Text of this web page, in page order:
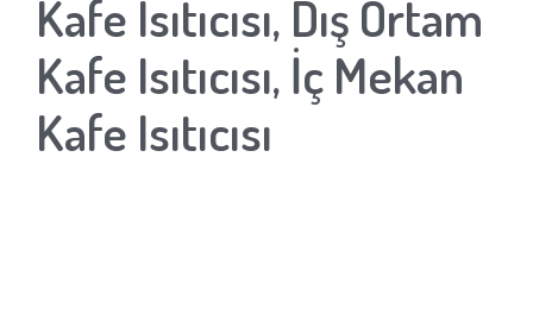
Kafe Isıtıcısı, Dış Ortam
Kafe Isıtıcısı, İç Mekan
Kafe Isıtıcısı